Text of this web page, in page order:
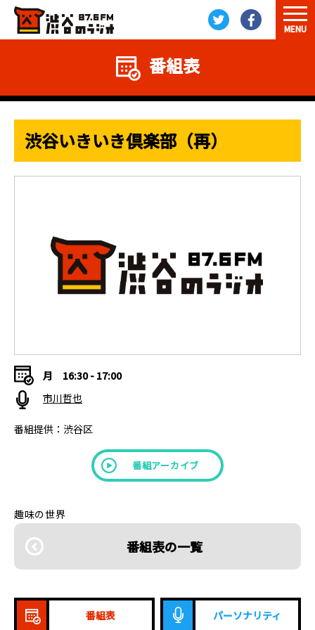
MENU
番組表
渋谷いきいき倶楽部（再）
月 16:30 - 17:00
市川哲也
番組提供：渋谷区
番組アーカイブ
趣味の世界
番組表の一覧
番組表 パーソナリティ